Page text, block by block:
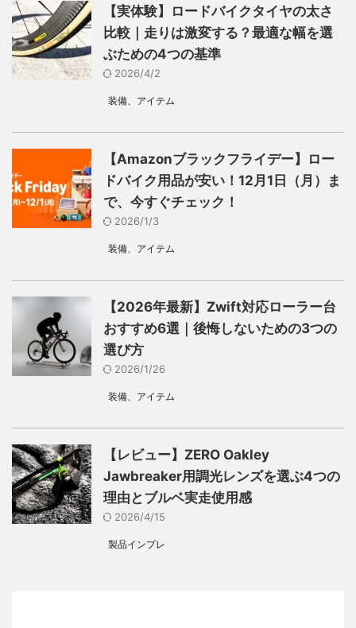
【実体験】ロードバイクタイヤの太さ
比較｜走りは激変する？最適な幅を選
ぶための4つの基準
2026/4/2
装備、アイテム
【Amazonブラックフライデー】ロー
ドバイク用品が安い！12月1日（月）ま
で、今すぐチェック！
2026/1/3
装備、アイテム
【2026年最新】Zwift対応ローラー台
おすすめ6選｜後悔しないための3つの
選び方
2026/1/26
装備、アイテム
【レビュー】ZERO Oakley
Jawbreaker用調光レンズを選ぶ4つの
理由とブルベ実走使用感
2026/4/15
製品インプレ